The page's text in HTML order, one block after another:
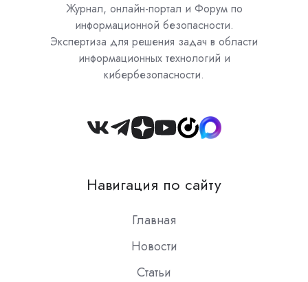
Журнал, онлайн-портал и Форум по
информационной безопасности.
Экспертиза для решения задач в области
информационных технологий и
кибербезопасности.
Join
Slack
Навигация по сайту
Главная
Новости
Статьи